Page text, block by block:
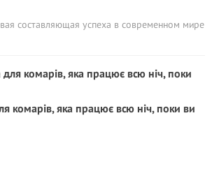
составляющая успеха в современном мире
комарів, яка працює всю ніч, поки ви